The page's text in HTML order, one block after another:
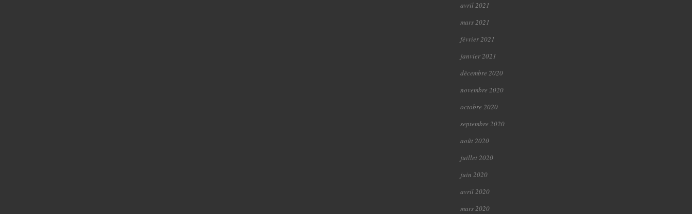
avril 2021
mars 2021
février 2021
janvier 2021
décembre 2020
novembre 2020
octobre 2020
septembre 2020
août 2020
juillet 2020
juin 2020
avril 2020
mars 2020